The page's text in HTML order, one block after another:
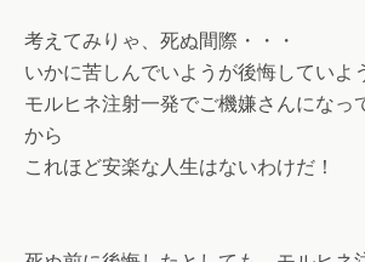
考えてみりゃ、死ぬ間際・・・
いかに苦しんでいようが後悔していよ
モルヒネ注射一発でご機嫌さんになっ
から
これほど安楽な人生はないわけだ！